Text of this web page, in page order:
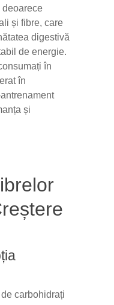
deoarece
și fibre, care
digestivă
de energie.
în
în
și
carbohidrați